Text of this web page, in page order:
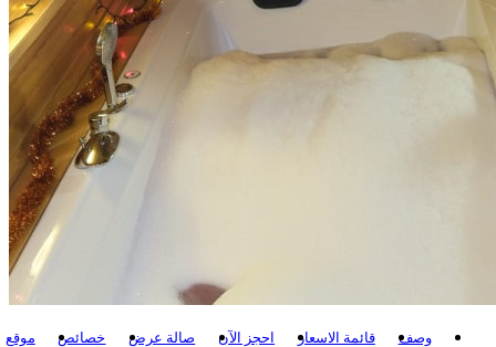
وصف قائمة الاسعار احجز الآن صالة عرض خصائص موقع